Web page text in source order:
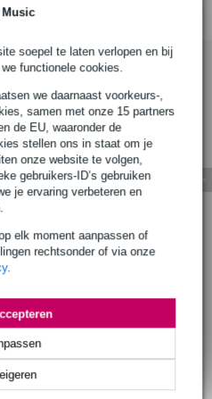
soepel te laten verlopen en bij
functionele cookies.
we daarnaast voorkeurs-,
samen met onze 15 partners
de EU, waaronder de
stellen ons in staat om je
onze website te volgen,
gebruikers-ID’s gebruiken
je ervaring verbeteren en
elk moment aanpassen of
rechtsonder of via onze
.